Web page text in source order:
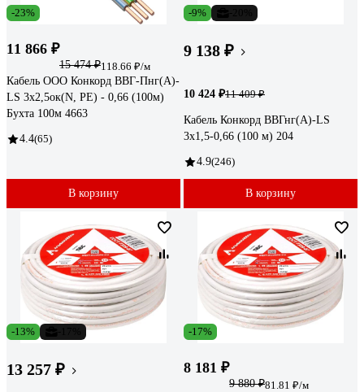
-23%
11 866 ₽
15 474 ₽118.66 ₽/м
Кабель ООО Конкорд ВВГ-Пнг(А)-
LS 3x2,5ок(N, PE) - 0,66 (100м)
Бухта 100м 4663
4.4(65)
В корзину
-9%
9 138 ₽
10 424 ₽11 409 ₽
Кабель Конкорд ВВГнг(А)-LS
3х1,5-0,66 (100 м) 204
4.9(246)
В корзину
-13%
13 257 ₽
-17%
8 181 ₽
9 880 ₽81.81 ₽/м